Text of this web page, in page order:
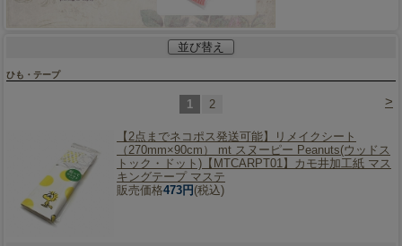
並び替え
ひも・テープ
>
1 2
【2点までネコポス発送可能】
リメイクシート
（270mm×90cm） mt スヌーピー Peanuts(ウッドス
トック・ドット)【MTCARPT01】カモ井加工紙 マス
キングテープ マステ
販売価格473円 (税込)